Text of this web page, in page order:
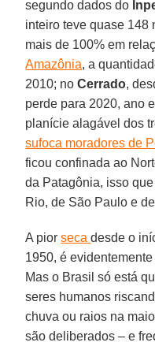
segundo dados do
inteiro teve quase 148
mais de 100% em
Amazônia, a
2010; noCerrado,
perde para 2020, ano
planície alagável dos
sufoca moradores de
ficou confinada ao
da Patagônia, isso
Rio, de São Paulo e
A piorsecadesde o
1950, é
Mas o Brasil só está
seres humanos
chuva ou raios na
são deliberados – e